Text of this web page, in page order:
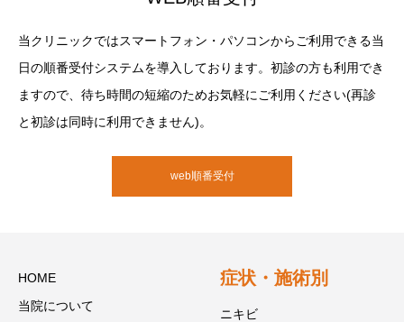
当クリニックではスマートフォン・パソコンからご利用できる当
日の順番受付システムを導入しております。初診の方も利用でき
ますので、待ち時間の短縮のためお気軽にご利用ください(再診
と初診は同時に利用できません)。
web順番受付
HOME
当院について
症状・施術別
ニキビ